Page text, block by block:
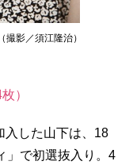
影／須江隆治）
）
した山下は、18
」で初選抜入り。4